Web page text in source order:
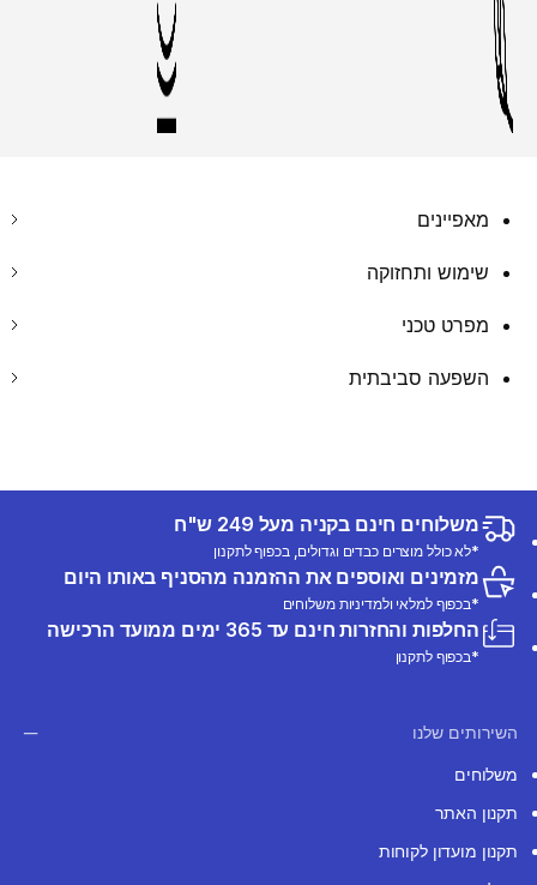
מאפיינים
שימוש ותחזוקה
מפרט טכני
השפעה סביבתית
משלוחים חינם בקניה מעל 249 ש"ח
*לא כולל מוצרים כבדים וגדולים, בכפוף לתקנון
מזמינים ואוספים את ההזמנה מהסניף באותו היום
*בכפוף למלאי ולמדיניות משלוחים
החלפות והחזרות חינם עד 365 ימים ממועד הרכישה
*בכפוף לתקנון
השירותים שלנו
משלוחים
תקנון האתר
תקנון מועדון לקוחות